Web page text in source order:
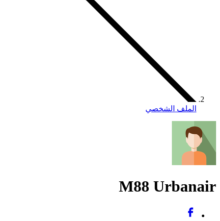
الملف الشخصي
M88 Urbanair